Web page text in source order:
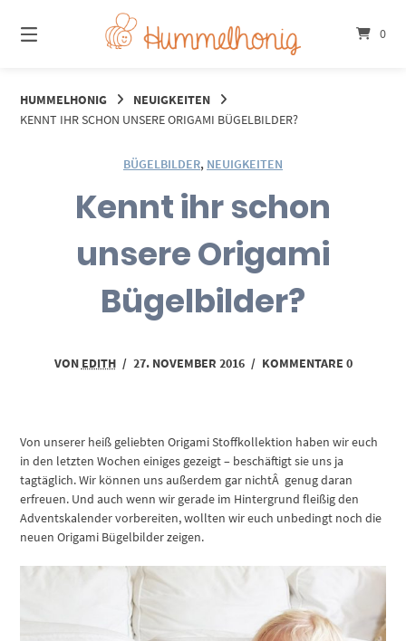
zum
Inhalt
0
HUMMELHONIG
NEUIGKEITEN
KENNT IHR SCHON UNSERE ORIGAMI BÜGELBILDER?
BÜGELBILDER, NEUIGKEITEN
Kennt ihr schon
unsere Origami
Bügelbilder?
VON EDITH / 27. NOVEMBER 2016 / KOMMENTARE 0
Von unserer heiß geliebten Origami Stoffkollektion haben wir euch
in den letzten Wochen einiges gezeigt – beschäftigt sie uns ja
tagtäglich. Wir können uns außerdem gar nichtÂ genug daran
erfreuen. Und auch wenn wir gerade im Hintergrund fleißig den
Adventskalender vorbereiten, wollten wir euch unbedingt noch die
neuen Origami Bügelbilder zeigen.